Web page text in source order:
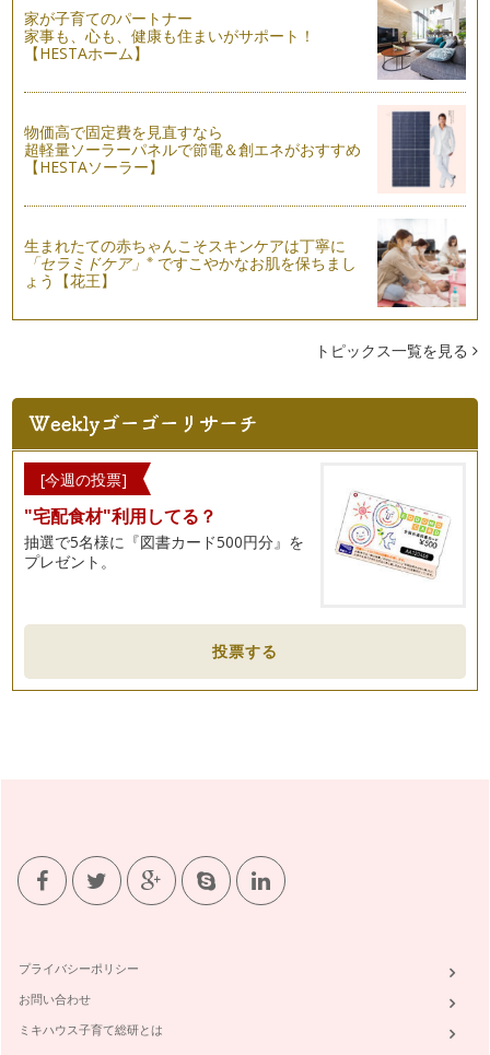
日本人が誇る和食
私たちの体は私たちが食べたものでできています。 よい身体
夏は血液サラサラで健康で綺麗で元気に～
今年も暑い夏がやってきました。 この時期は一年の中でも一
番汗をかきます。 …
ストレスと食生活
ストレスとは、心身に何らかの「刺激」や「負荷」が加えられ
たとき、体が表した「ゆがみ」や変調…
第７の栄養素 「フィトケミカル」
～私たちの体は私たちが食べたものでできています～ ５大栄
す。 今回はミネラルの話です…
元気のもと「ビタミンとミネラル」 その1
ビタミンミネラルを自動車で例えたとき、自動車を滑らかに動
かすためのオイルの働きをするのが「…
デトックス～
デトックスって何のこと？ ウィキペディアによりますと、
美味しい「おやつ」
「おやつ」ってきくと、アイスクリーム、チョコレート、クッ
キー、ケーキ、ポテトチップス、パン…
低体温（平熱が35度台の人）と食生活
私たちの体は私たちが食べる物で作られます。 そして、その
肉・魚・大豆・卵・乳製品はタンパク質
私たちの体を作っているのは、私たちが食べた物。 その中で
も肉、魚、大豆、卵、乳製品…
家が子育てのパートナー
家事も、心も、健康も住まいがサポート！
【HESTAホーム】
物価高で固定費を見直すなら
超軽量ソーラーパネルで節電＆創エネがおすすめ
【HESTAソーラー】
生まれたての赤ちゃんこそスキンケアは丁寧に
「セラミドケア」※ ですこやかなお肌を保ちまし
ょう【花王】
トピックス一覧を見る
[今週の投票]
"宅配食材"利用してる？
抽選で5名様に『図書カード500円分』を
プレゼント。
投票する
プライバシーポリシー
お問い合わせ
ミキハウス子育て総研とは